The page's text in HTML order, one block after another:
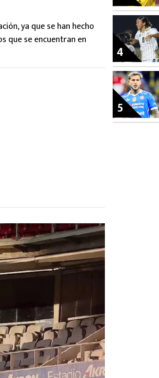
ya que se han hecho
que se encuentran en
4
5